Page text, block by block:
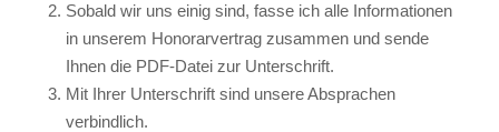
Sobald wir uns einig sind, fasse ich alle Informationen
in unserem Honorarvertrag zusammen und sende
Ihnen die PDF-Datei zur Unterschrift.
Mit Ihrer Unterschrift sind unsere Absprachen
verbindlich.